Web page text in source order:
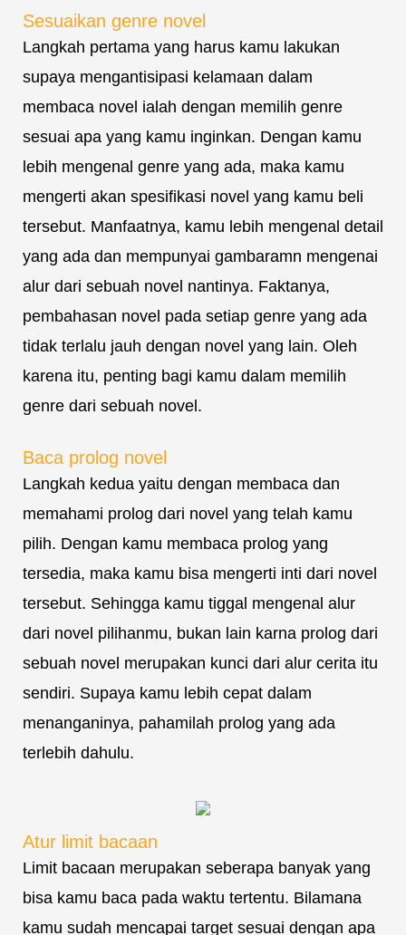
Sesuaikan genre novel
Langkah pertama yang harus kamu lakukan
supaya mengantisipasi kelamaan dalam
membaca novel ialah dengan memilih genre
sesuai apa yang kamu inginkan. Dengan kamu
lebih mengenal genre yang ada, maka kamu
mengerti akan spesifikasi novel yang kamu beli
tersebut. Manfaatnya, kamu lebih mengenal detail
yang ada dan mempunyai gambaramn mengenai
alur dari sebuah novel nantinya. Faktanya,
pembahasan novel pada setiap genre yang ada
tidak terlalu jauh dengan novel yang lain. Oleh
karena itu, penting bagi kamu dalam memilih
genre dari sebuah novel.
Baca prolog novel
Langkah kedua yaitu dengan membaca dan
memahami prolog dari novel yang telah kamu
pilih. Dengan kamu membaca prolog yang
tersedia, maka kamu bisa mengerti inti dari novel
tersebut. Sehingga kamu tiggal mengenal alur
dari novel pilihanmu, bukan lain karna prolog dari
sebuah novel merupakan kunci dari alur cerita itu
sendiri. Supaya kamu lebih cepat dalam
menanganinya, pahamilah prolog yang ada
terlebih dahulu.
Atur limit bacaan
Limit bacaan merupakan seberapa banyak yang
bisa kamu baca pada waktu tertentu. Bilamana
kamu sudah mencapai target sesuai dengan apa